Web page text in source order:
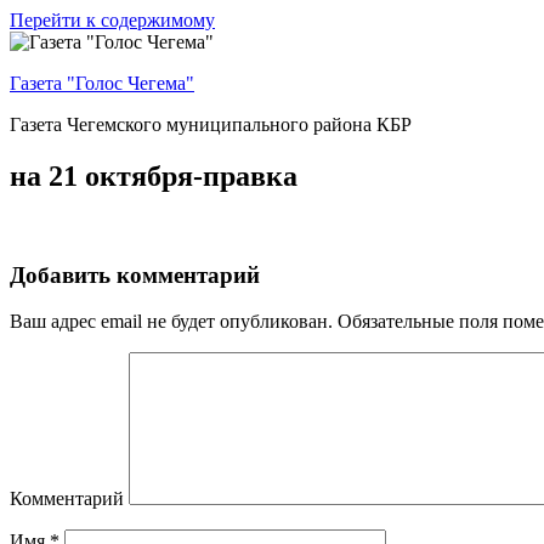
Перейти к содержимому
Газета "Голос Чегема"
Газета Чегемского муниципального района КБР
на 21 октября-правка
Добавить комментарий
Ваш адрес email не будет опубликован. Обязательные поля
Комментарий